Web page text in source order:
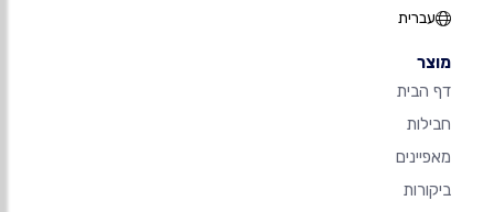
עברית
מוצר
דף הבית
חבילות
מאפיינים
ביקורות